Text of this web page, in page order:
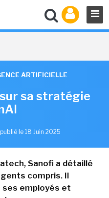
ARTIFICIELLE
sa stratégie
publié le 18 Juin 2025
Sanofi a détaillé
compris. Il
ses employés et